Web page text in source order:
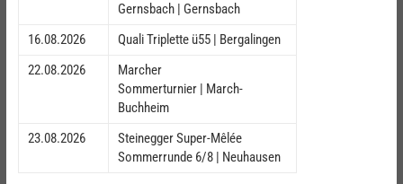
Gernsbach | Gernsbach
16.08.2026
Quali Triplette ü55 | Bergalingen
22.08.2026
Marcher
Sommerturnier | March-
Buchheim
23.08.2026
Steinegger Super-Mêlée
Sommerrunde 6/8 | Neuhausen